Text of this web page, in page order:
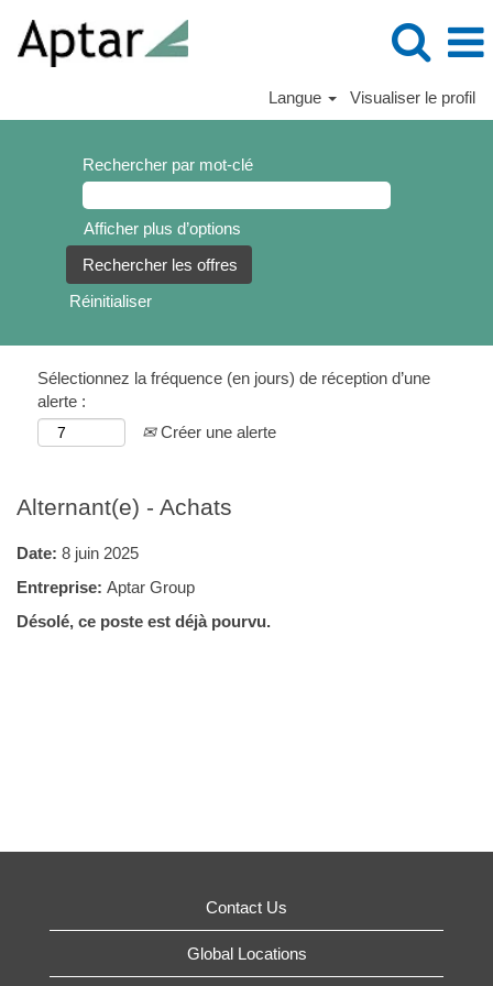
Langue Visualiser le profil
Rechercher par mot-clé
Afficher plus d’options
Réinitialiser
Sélectionnez la fréquence (en jours) de réception d’une
alerte :
Créer une alerte
Alternant(e) - Achats
Date: 8 juin 2025
Entreprise: Aptar Group
Désolé, ce poste est déjà pourvu.
Contact Us
Global Locations